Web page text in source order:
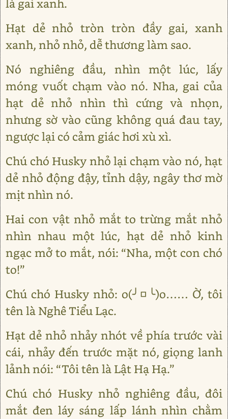
là gai xanh.
Hạt dẻ nhỏ tròn tròn đầy gai, xanh
xanh, nhỏ nhỏ, dễ thương làm sao.
Nó nghiêng đầu, nhìn một lúc, lấy
móng vuốt chạm vào nó. Nha, gai của
hạt dẻ nhỏ nhìn thì cứng và nhọn,
nhưng sờ vào cũng không quá đau tay,
ngược lại có cảm giác hơi xù xì.
Chú chó Husky nhỏ lại chạm vào nó, hạt
dẻ nhỏ động đậy, tỉnh dậy, ngây thơ mờ
mịt nhìn nó.
Hai con vật nhỏ mắt to trừng mắt nhỏ
nhìn nhau một lúc, hạt dẻ nhỏ kinh
ngạc mở to mắt, nói: “Nha, một con chó
to!”
Chú chó Husky nhỏ: o(╯□╰)o…… Ờ, tôi
tên là Nghê Tiểu Lạc.
Hạt dẻ nhỏ nhảy nhót về phía trước vài
cái, nhảy đến trước mặt nó, giọng lanh
lảnh nói: “Tôi tên là Lật Hạ Hạ.”
Chú chó Husky nhỏ nghiêng đầu, đôi
mắt đen láy sáng lấp lánh nhìn chằm